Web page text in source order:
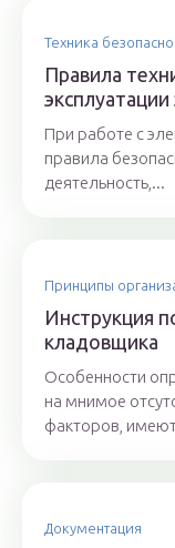
Техника
Правила
При работе с
правила
деятельность,...
Принципы
Инструкция
кладовщика
Особенности
на мнимое
факторов,
Документация